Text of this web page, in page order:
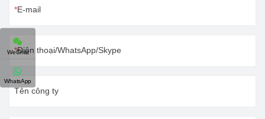
E-mail
Điện thoại/WhatsApp/Skype
Tên công ty
WeChat
WhatsApp